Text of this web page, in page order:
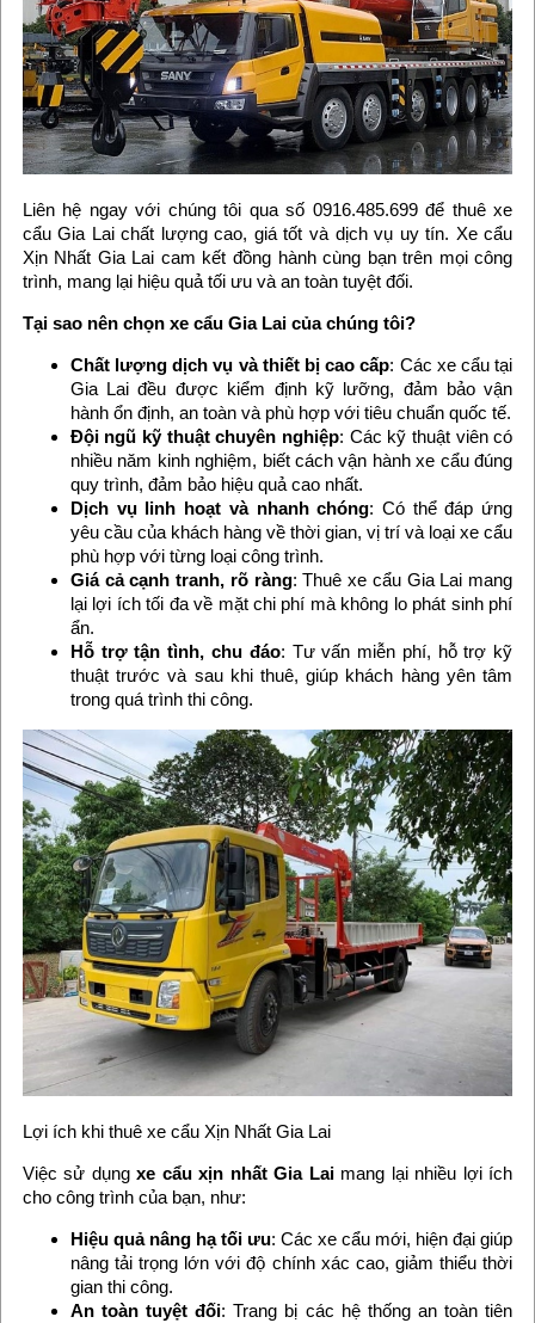
Liên hệ ngay với chúng tôi qua số 0916.485.699 để thuê xe
cẩu Gia Lai chất lượng cao, giá tốt và dịch vụ uy tín. Xe cẩu
Xịn Nhất Gia Lai cam kết đồng hành cùng bạn trên mọi công
trình, mang lại hiệu quả tối ưu và an toàn tuyệt đối.
Tại sao nên chọn xe cẩu Gia Lai của chúng tôi?
Chất lượng dịch vụ và thiết bị cao cấp: Các xe cẩu tại
Gia Lai đều được kiểm định kỹ lưỡng, đảm bảo vận
hành ổn định, an toàn và phù hợp với tiêu chuẩn quốc tế.
Đội ngũ kỹ thuật chuyên nghiệp: Các kỹ thuật viên có
nhiều năm kinh nghiệm, biết cách vận hành xe cẩu đúng
quy trình, đảm bảo hiệu quả cao nhất.
Dịch vụ linh hoạt và nhanh chóng: Có thể đáp ứng
yêu cầu của khách hàng về thời gian, vị trí và loại xe cẩu
phù hợp với từng loại công trình.
Giá cả cạnh tranh, rõ ràng: Thuê xe cẩu Gia Lai mang
lại lợi ích tối đa về mặt chi phí mà không lo phát sinh phí
ẩn.
Hỗ trợ tận tình, chu đáo: Tư vấn miễn phí, hỗ trợ kỹ
thuật trước và sau khi thuê, giúp khách hàng yên tâm
trong quá trình thi công.
Lợi ích khi thuê xe cẩu Xịn Nhất Gia Lai
Việc sử dụngxe cẩu xịn nhất Gia Laimang lại nhiều lợi ích
cho công trình của bạn, như:
Hiệu quả nâng hạ tối ưu: Các xe cẩu mới, hiện đại giúp
nâng tải trọng lớn với độ chính xác cao, giảm thiểu thời
gian thi công.
An toàn tuyệt đối: Trang bị các hệ thống an toàn tiên